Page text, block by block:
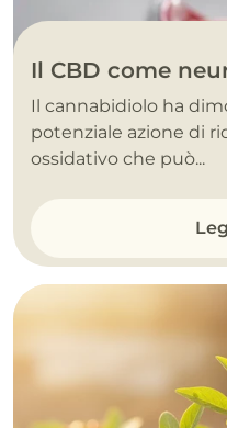
Il CBD come
Il cannabidiolo ha
potenziale azione di
ossidativo che può...